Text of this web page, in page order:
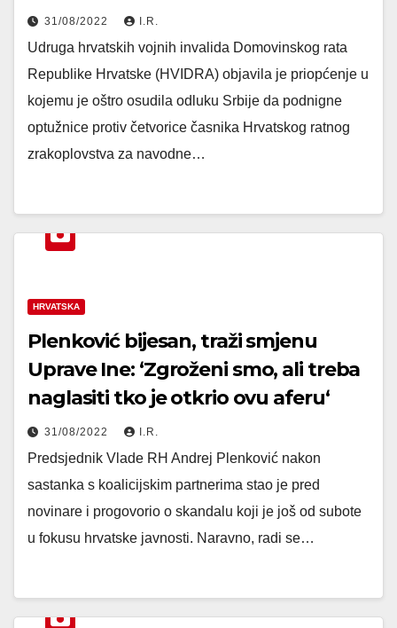
31/08/2022 I.R.
Udruga hrvatskih vojnih invalida Domovinskog rata
Republike Hrvatske (HVIDRA) objavila je priopćenje u
kojemu je oštro osudila odluku Srbije da podnigne
optužnice protiv četvorice časnika Hrvatskog ratnog
zrakoplovstva za navodne…
HRVATSKA
Plenković bijesan, traži smjenu
Uprave Ine: ‘Zgroženi smo, ali treba
naglasiti tko je otkrio ovu aferu‘
31/08/2022 I.R.
Predsjednik Vlade RH Andrej Plenković nakon
sastanka s koalicijskim partnerima stao je pred
novinare i progovorio o skandalu koji je još od subote
u fokusu hrvatske javnosti. Naravno, radi se…